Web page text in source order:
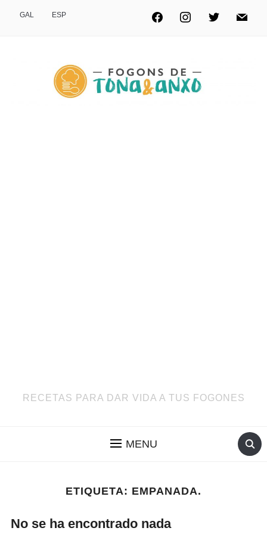
GAL ESP
RECETAS PARA DAR VIDA A TUS FOGONES
MENU
ETIQUETA: EMPANADA.
No se ha encontrado nada